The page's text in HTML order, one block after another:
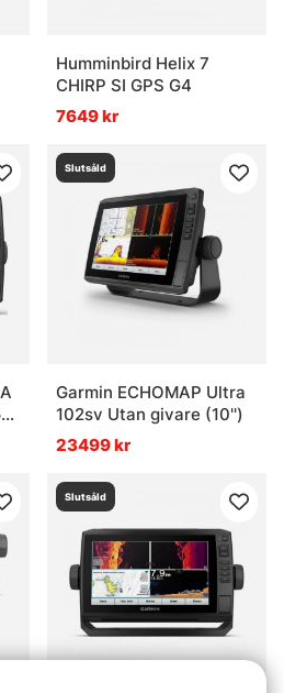
Humminbird Helix 7
CHIRP SI GPS G4
7649 kr
Slutsåld
Garmin ECHOMAP Ultra
102sv Utan givare (10'')
23499 kr
Slutsåld